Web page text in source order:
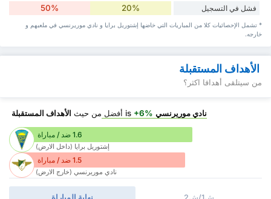
فشل في التسجيل 20%
50%
* تشمل الإحصائيات كلا من المباريات التي خاضها إشتوريل برايا و نادي موريرنسي في ملعبهم و
خارجه.
الأهداف المستقبلة
من سيتلقى أهدافا اكثر؟
نادي موريرنسي +6% أفضل من حيث الأهداف المستقبلة
1.6 ضد / مباراة
إشتوريل برايا (داخل الارض)
1.5 ضد / مباراة
نادي موريرنسي (خارج الارض)